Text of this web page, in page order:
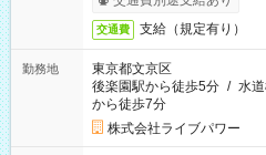
交通費 支給（規定有り）
勤務地
東京都文京区
後楽園駅から徒歩5分 / 水
から徒歩7分
株式会社ライブパワー